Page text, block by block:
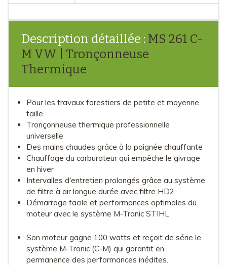
Description détaillée : MS 261 C-
M VW | Tronçonneuse
Thermique
Pour les travaux forestiers de petite et moyenne
taille
Tronçonneuse thermique professionnelle
universelle
Des mains chaudes grâce à la poignée chauffante
Chauffage du carburateur qui empêche le givrage
en hiver
Intervalles d'entretien prolongés grâce au système
de filtre à air longue durée avec filtre HD2
Démarrage facile et performances optimales du
moteur avec le système M-Tronic STIHL
Son moteur gagne 100 watts et reçoit de série le
système M-Tronic (C-M) qui garantit en
permanence des performances inédites.